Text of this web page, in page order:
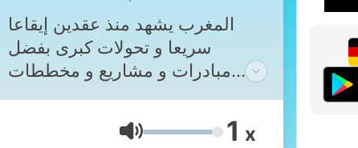
المغرب يشهد منذ عقدين إيقاعا
سريعا و تحولات كبرى بفضل
مبادرات و مشاريع و مخططات
مناحي الحياة ، ووضعت في أولويتها
Lautstärke 1 x